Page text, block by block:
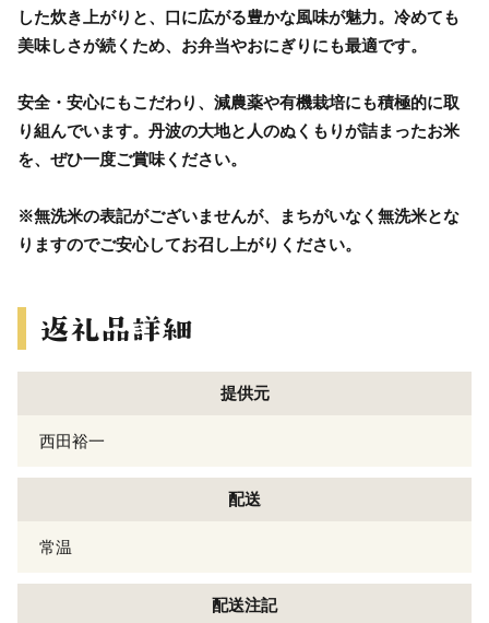
した炊き上がりと、口に広がる豊かな風味が魅力。冷めても
美味しさが続くため、お弁当やおにぎりにも最適です。
安全・安心にもこだわり、減農薬や有機栽培にも積極的に取
り組んでいます。丹波の大地と人のぬくもりが詰まったお米
を、ぜひ一度ご賞味ください。
※無洗米の表記がございませんが、まちがいなく無洗米とな
りますのでご安心してお召し上がりください。
提供元
西田裕一
配送
常温
配送注記